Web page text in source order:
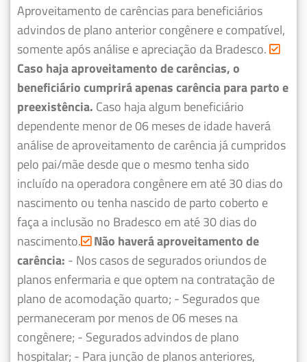
Aproveitamento de carências para beneficiários
advindos de plano anterior congênere e compatível,
somente após análise e apreciação da Bradesco.
Caso haja aproveitamento de carências, o
beneficiário cumprirá apenas carência para parto e
preexistência. Caso haja algum beneficiário
dependente menor de 06 meses de idade haverá
análise de aproveitamento de carência já cumpridos
pelo pai/mãe desde que o mesmo tenha sido
incluído na operadora congênere em até 30 dias do
nascimento ou tenha nascido de parto coberto e
faça a inclusão no Bradesco em até 30 dias do
nascimento. Não haverá aproveitamento de
carência: - Nos casos de segurados oriundos de
planos enfermaria e que optem na contratação de
plano de acomodação quarto; - Segurados que
permaneceram por menos de 06 meses na
congênere; - Segurados advindos de plano
hospitalar; - Para junção de planos anteriores,